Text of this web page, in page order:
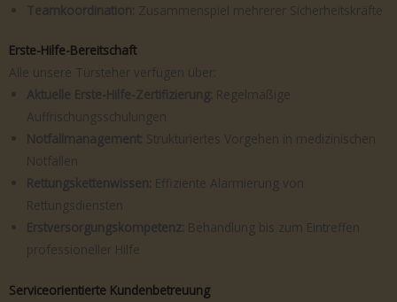
Teamkoordination: Zusammenspiel mehrerer Sicherheitskräfte
Erste-Hilfe-Bereitschaft
Alle unsere Türsteher verfügen über:
Aktuelle Erste-Hilfe-Zertifizierung: Regelmäßige
Auffrischungsschulungen
Notfallmanagement: Strukturiertes Vorgehen in medizinischen
Notfällen
Rettungskettenwissen: Effiziente Alarmierung von
Rettungsdiensten
Erstversorgungskompetenz: Behandlung bis zum Eintreffen
professioneller Hilfe
Serviceorientierte Kundenbetreuung